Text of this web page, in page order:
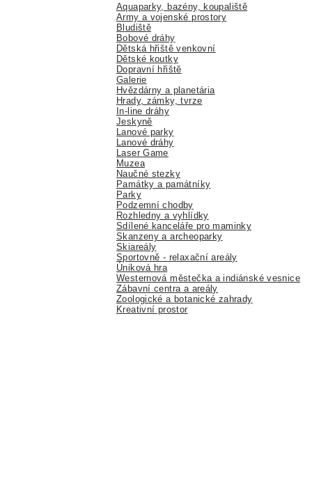
Aquaparky, bazény, koupaliště
Army a vojenské prostory
Bludiště
Bobové dráhy
Dětská hřiště venkovní
Dětské koutky
Dopravní hřiště
Galerie
Hvězdárny a planetária
Hrady, zámky, tvrze
In-line dráhy
Jeskyně
Lanové parky
Lanové dráhy
Laser Game
Muzea
Naučné stezky
Památky a památníky
Parky
Podzemní chodby
Rozhledny a vyhlídky
Sdílené kanceláře pro maminky
Skanzeny a archeoparky
Skiareály
Sportovně - relaxační areály
Úniková hra
Westernová městečka a indiánské vesnice
Zábavní centra a areály
Zoologické a botanické zahrady
Kreativní prostor